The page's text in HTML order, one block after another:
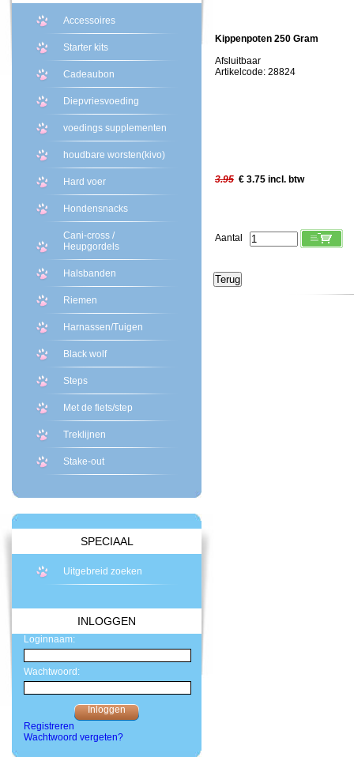
Accessoires
Starter kits
Cadeaubon
Diepvriesvoeding
voedings supplementen
houdbare worsten(kivo)
Hard voer
Hondensnacks
Cani-cross /
Heupgordels
Halsbanden
Riemen
Harnassen/Tuigen
Black wolf
Steps
Met de fiets/step
Treklijnen
Stake-out
SPECIAAL
Uitgebreid zoeken
INLOGGEN
Loginnaam:
Wachtwoord:
Registreren
Wachtwoord vergeten?
Kippenpoten 250 Gram
Afsluitbaar
Artikelcode: 28824
3.95 € 3.75 incl. btw
Aantal